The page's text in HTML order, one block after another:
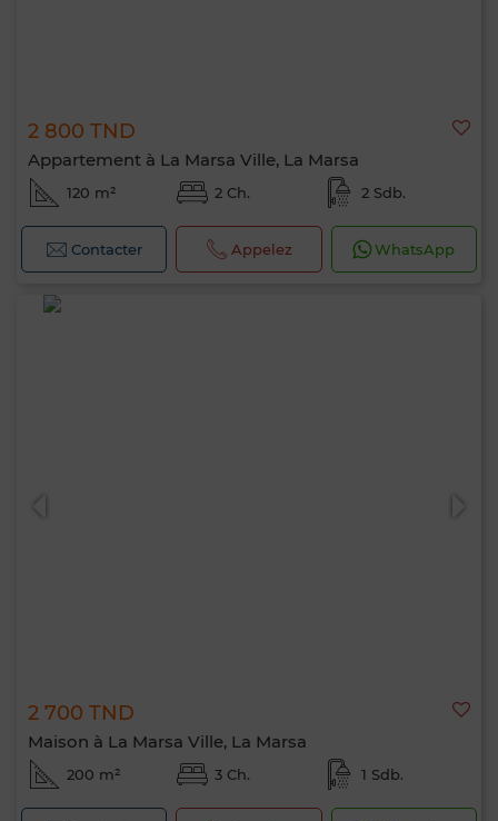
2 800 TND
Appartement à La Marsa Ville, La Marsa
120 m² 2 Ch. 2 Sdb.
Contacter Appelez WhatsApp
2 700 TND
Maison à La Marsa Ville, La Marsa
200 m² 3 Ch. 1 Sdb.